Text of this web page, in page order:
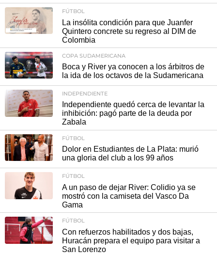
FÚTBOL
La insólita condición para que Juanfer
Quintero concrete su regreso al DIM de
Colombia
COPA SUDAMERICANA
Boca y River ya conocen a los árbitros de
la ida de los octavos de la Sudamericana
INDEPENDIENTE
Independiente quedó cerca de levantar la
inhibición: pagó parte de la deuda por
Zabala
FÚTBOL
Dolor en Estudiantes de La Plata: murió
una gloria del club a los 99 años
FÚTBOL
A un paso de dejar River: Colidio ya se
mostró con la camiseta del Vasco Da
Gama
FÚTBOL
Con refuerzos habilitados y dos bajas,
Huracán prepara el equipo para visitar a
San Lorenzo